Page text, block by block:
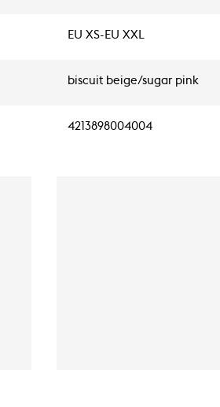
EU XS-EU XXL
biscuit beige/sugar pink
4213898004004